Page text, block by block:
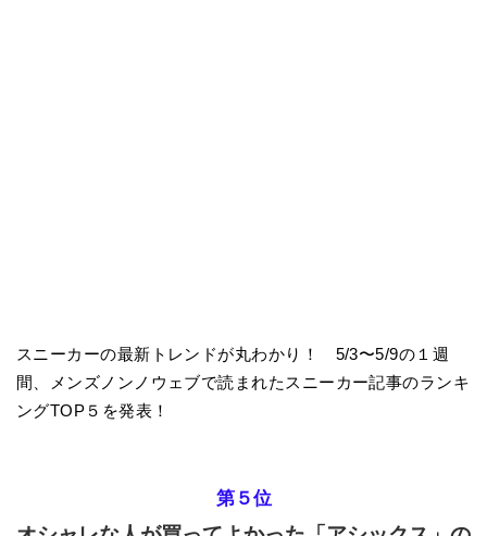
スニーカーの最新トレンドが丸わかり！ 5/3〜5/9の１週
間、メンズノンノウェブで読まれたスニーカー記事のランキ
ングTOP５を発表！
第５位